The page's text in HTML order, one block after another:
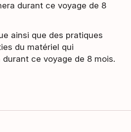
durant ce voyage de 8
ainsi que des pratiques
du matériel qui
ce voyage de 8 mois.